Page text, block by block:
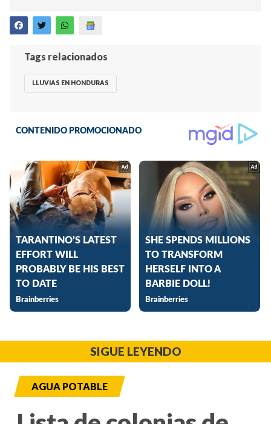
Tags relacionados
LLUVIAS EN HONDURAS
SIGUE LEYENDO
AGUA POTABLE